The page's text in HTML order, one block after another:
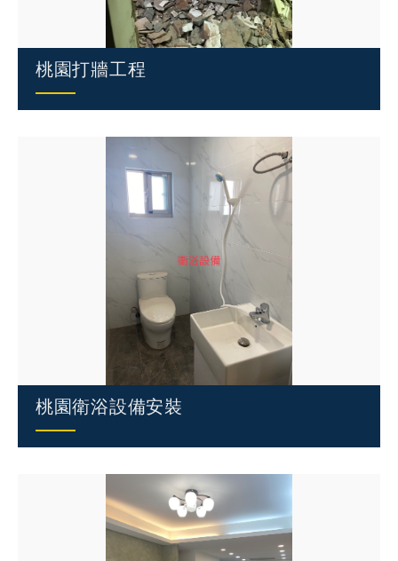
桃園打牆工程
桃園衛浴設備安裝